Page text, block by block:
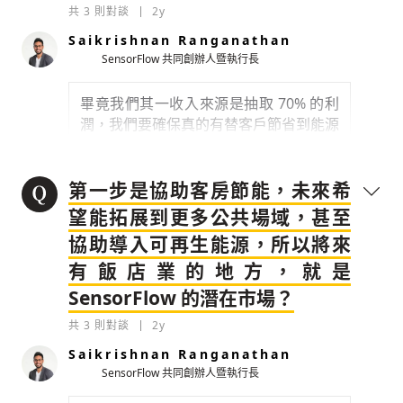
集到的數據，包
0 2y
檢舉留言
我們提供兩種定價模式，第一種叫
Flexi，我們理解飯店對於支出管理很謹
慎，不一定願意投入大量資本在硬體設
先支付任何費用，我們團隊會直接去飯店
安裝感測器。開始運作後，我們將節能省
此費用通常都會低於每月他們節能的金
額。
0 2y
檢舉留言
成果上，我們的客戶在 HVAC（heating,
ventilation, air-conditio
檢舉留言
共 3 則對談 2y
Saikrishnan Ranganathan
SensorFlow 共同創辦人暨執行長
畢竟我們其一收入來源是抽取 70% 的利
潤，我們要確保真的有替客戶節省到能源
裝產品的耗能差異，此計算方式取得永續
旅遊領域的獨立權威機構 EarthCheck 認
證，讓飯店端跟我們都能確保正面收益。
除外，我們在硬體、供應鏈、物流團隊、
安裝成本上都有下功夫，利用不同的技術
降低成本，讓我們能持續為飯店提供有效
的服務，這是我們過去 5、6 年在解決的
挑戰，目前都開始看到成果。
0 2y
第一步是協助客房節能，未來希
望能拓展到更多公共場域，甚至
協助導入可再生能源，所以將來
有飯店業的地方，就是
SensorFlow 的潛在市場？
共 3 則對談 2y
Saikrishnan Ranganathan
SensorFlow 共同創辦人暨執行長